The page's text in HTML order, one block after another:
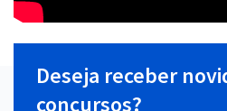
Deseja receber
concursos?